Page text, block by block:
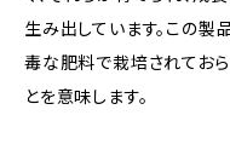
生み出しています。この製
毒な肥料で栽培されてお
とを意味します。